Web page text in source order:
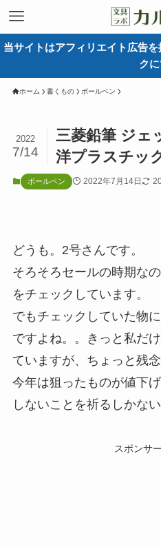
当サイトはアフィリエイト広告
ク
ホーム 書くもの ボールペン
三菱鉛筆 ジェ
洋プラスチッ
2022
7/14
ボールペン 2022年7月14日
どうも。2号さんです。
そろそろセールの時期な
をチェックしています。
でもチェックしていた物
ですよね。。きっと私だ
ていますが、ちょっと残念
今年は狙ったものが値下
しないことを祈るしかない
スポンサ